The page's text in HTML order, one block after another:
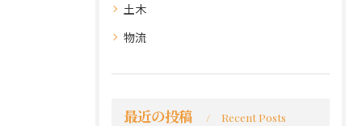
土木
物流
最近の投稿 Recent Posts